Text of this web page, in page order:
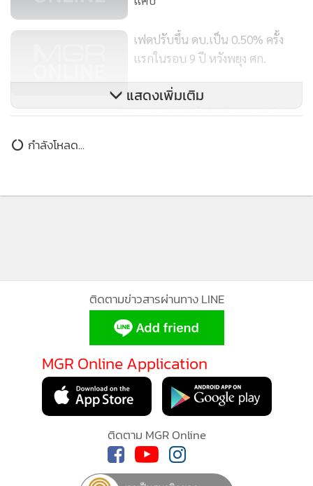
เฟดปรับขึ้น ดบ.เป็น 0.50% ครั้ง
แรกในรอบ 9 ปี หวังพยุง ศก.
ตลาดปรับตัวขึ้นในลักษณะซึมตัว
แสดงเพิ่มเติม
กำลังโหลด...
ติดตามข่าวสารผ่านทาง LINE
MGR Online Application
ติดตาม MGR Online